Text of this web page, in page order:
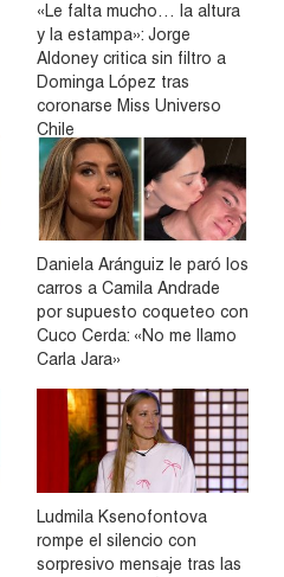
«Le falta mucho… la altura
y la estampa»: Jorge
Aldoney critica sin filtro a
Dominga López tras
coronarse Miss Universo
Chile
Daniela Aránguiz le paró los
carros a Camila Andrade
por supuesto coqueteo con
Cuco Cerda: «No me llamo
Carla Jara»
Ludmila Ksenofontova
rompe el silencio con
sorpresivo mensaje tras las